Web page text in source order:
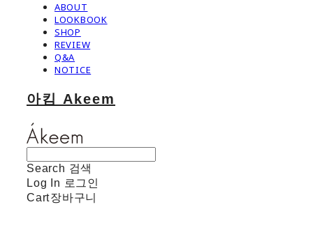
ABOUT
LOOKBOOK
SHOP
REVIEW
Q&A
NOTICE
아킴 Akeem
Search 검색
Log In 로그인
Cart장바구니